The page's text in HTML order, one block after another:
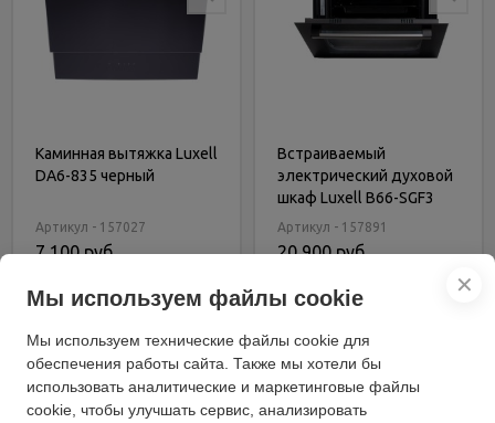
Каминная вытяжка Luxell
DA6-835 черный
Артикул - 157027
7 100 руб.
В корзину
Купить в 1 клик
Встраиваемый
электрический духовой
шкаф Luxell B66-SGF3
серый
Артикул - 157891
20 900 руб.
В корзину
Купить в 1 клик
✕
Мы используем файлы cookie
Мы используем технические файлы cookie для
обеспечения работы сайта. Также мы хотели бы
использовать аналитические и маркетинговые файлы
cookie, чтобы улучшать сервис, анализировать